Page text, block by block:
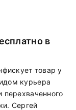
в
товар у
курьера
перехваченного
Сергей